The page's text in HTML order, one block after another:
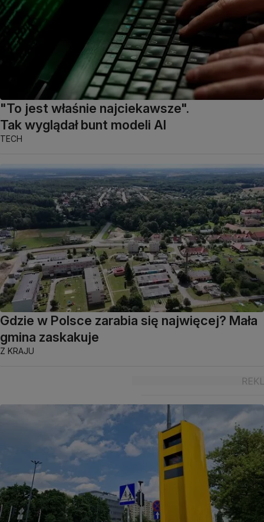
"To jest właśnie najciekawsze".
Tak wyglądał bunt modeli AI
TECH
Gdzie w Polsce zarabia się najwięcej? Mała
gmina zaskakuje
Z KRAJU